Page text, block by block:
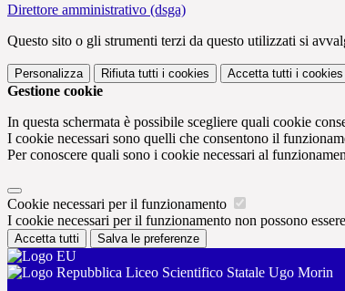
Direttore amministrativo (dsga)
Questo sito o gli strumenti terzi da questo utilizzati si
Personalizza Rifiuta tutti i cookies Accetta tutti i cookies
Gestione cookie
In questa schermata è possibile scegliere quali cookie
I cookie necessari sono quelli che consentono il
Per conoscere quali sono i cookie necessari al
Cookie necessari per il funzionamento
I cookie necessari per il funzionamento non possono
Accetta tutti Salva le preferenze
Liceo Scientifico Statale Ugo Morin